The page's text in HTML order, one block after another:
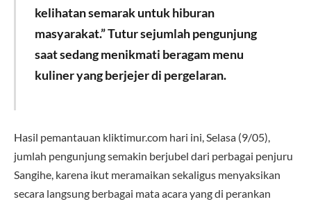
kelihatan semarak untuk hiburan
masyarakat.” Tutur sejumlah pengunjung
saat sedang menikmati beragam menu
kuliner yang berjejer di pergelaran.
Hasil pemantauan kliktimur.com hari ini, Selasa (9/05),
jumlah pengunjung semakin berjubel dari perbagai penjuru
Sangihe, karena ikut meramaikan sekaligus menyaksikan
secara langsung berbagai mata acara yang di perankan